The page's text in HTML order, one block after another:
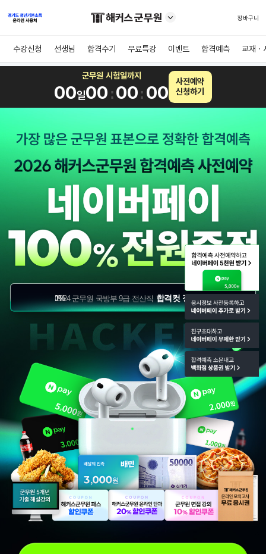
장바구니
수강신청 선생님 합격수기 무료특강 이벤트 합격예측 교재ㆍ
군무원 시험일까지
00일00 :00: 00
사전예약
신청하기
컷 정확도 100%2024 군무원 국방부 9급 전산직 합격컷 정확도 100%2024 군무원 육